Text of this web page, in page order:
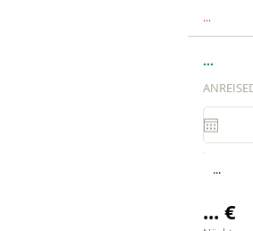
...
...
...
... €